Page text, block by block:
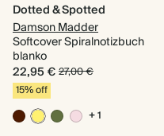
Dotted & Spotted
Damson Madder
Softcover Spiralnotizbuch
blanko
22,95 €27,00 €
15% off
+ 1